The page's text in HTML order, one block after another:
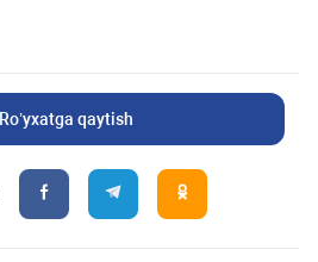
Ro’yxatga qaytish